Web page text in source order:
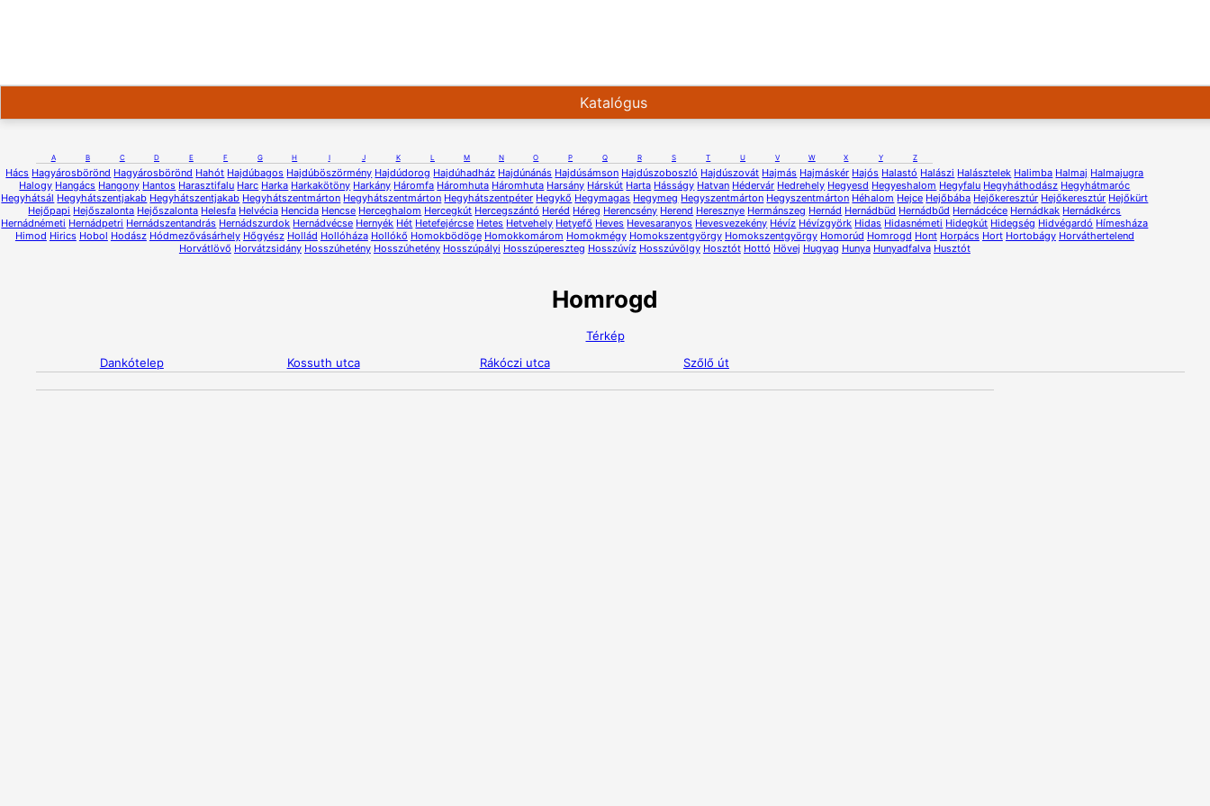
Katalógus
A B C D E F G H I J K L M N O P Q R S T U V W X Y Z
Hács Hagyárosbörönd Hagyárosbörönd Hahót Hajdúbagos Hajdúböszörmény Hajdúdorog Hajdúhadház Hajdúnánás Hajdúsámson Hajdúszoboszló Hajdúszovát Hajmás Hajmáskér Hajós Halastó Halászi Halásztelek Halimba Halmaj Halmajugra
Halogy Hangács Hangony Hantos Harasztifalu Harc Harka Harkakötöny Harkány Háromfa Háromhuta Háromhuta Harsány Hárskút Harta Hásságy Hatvan Hédervár Hedrehely Hegyesd Hegyeshalom Hegyfalu Hegyháthodász Hegyhátmaróc
Hegyhátsál Hegyhátszentjakab Hegyhátszentjakab Hegyhátszentmárton Hegyhátszentmárton Hegyhátszentpéter Hegykő Hegymagas Hegymeg Hegyszentmárton Hegyszentmárton Héhalom Hejce Hejőbába Hejőkeresztúr Hejőkeresztúr Hejőkürt
Hejőpapi Hejőszalonta Hejőszalonta Helesfa Helvécia Hencida Hencse Herceghalom Hercegkút Hercegszántó Heréd Héreg Herencsény Herend Heresznye Hermánszeg Hernád Hernádbüd Hernádbűd Hernádcéce Hernádkak Hernádkércs
Hernádnémeti Hernádpetri Hernádszentandrás Hernádszurdok Hernádvécse Hernyék Hét Hetefejércse Hetes Hetvehely Hetyefő Heves Hevesaranyos Hevesvezekény Hévíz Hévízgyörk Hidas Hidasnémeti Hidegkút Hidegség Hidvégardó Hímesháza
Himod Hirics Hobol Hodász Hódmezővásárhely Hőgyész Hollád Hollóháza Hollókő Homokbödöge Homokkomárom Homokmégy Homokszentgyörgy Homokszentgyörgy Homorúd Homrogd Hont Horpács Hort Hortobágy Horváthertelend
Horvátlövő Horvátzsidány Hosszúhetény Hosszúhetény Hosszúpályi Hosszúpereszteg Hosszúvíz Hosszúvölgy Hosztót Hottó Hövej Hugyag Hunya Hunyadfalva Husztót
Homrogd
Térkép
Dankótelep
Kossuth utca Rákóczi utca Szőlő út